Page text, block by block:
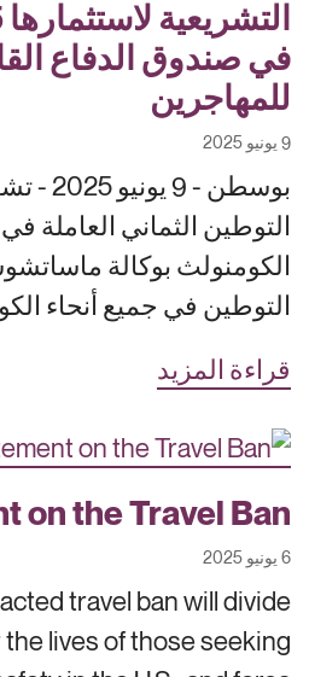
في صندوق الدفاع
للمهاجرين
9 يونيو 2025
بوسطن -
التوطين الثماني العاملة
الكومنولث بوكالة
التوطين في جميع أنحاء
قراءة المزيد
on the Travel Ban
6 يونيو 2025
travel ban will divide
lives of those seeking